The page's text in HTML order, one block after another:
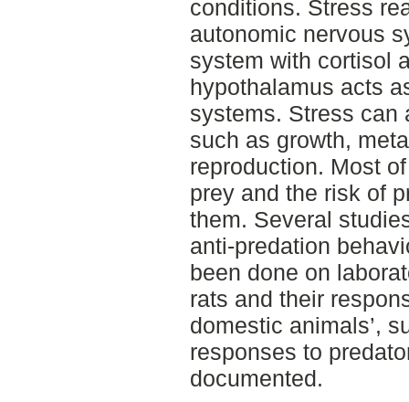
conditions. Stress
autonomic nervous
system with cortisol
hypothalamus acts
systems. Stress can
such as growth,
reproduction. Most
prey and the risk of
them. Several
anti-predation
been done on
rats and their
domestic animals’,
responses to
documented.